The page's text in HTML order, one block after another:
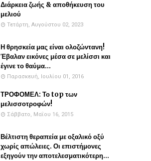
Διάρκεια ζωής & αποθήκευση του
μελιού
Τετάρτη, Αυγούστου 02, 2023
Η θρησκεία μας είναι ολοζώντανη!
Έβαλαν εικόνες μέσα σε μελίσσι και
έγινε το θαύμα...
Παρασκευή, Ιουλίου 01, 2016
ΤΡΟΦΟΜΕΛ: Το top των
μελισσοτροφών!
Σάββατο, Μαΐου 16, 2015
Βέλτιστη θεραπεία με οξαλικό οξύ
χωρίς απώλειες. Οι επιστήμονες
εξηγούν την αποτελεσματικότερη...